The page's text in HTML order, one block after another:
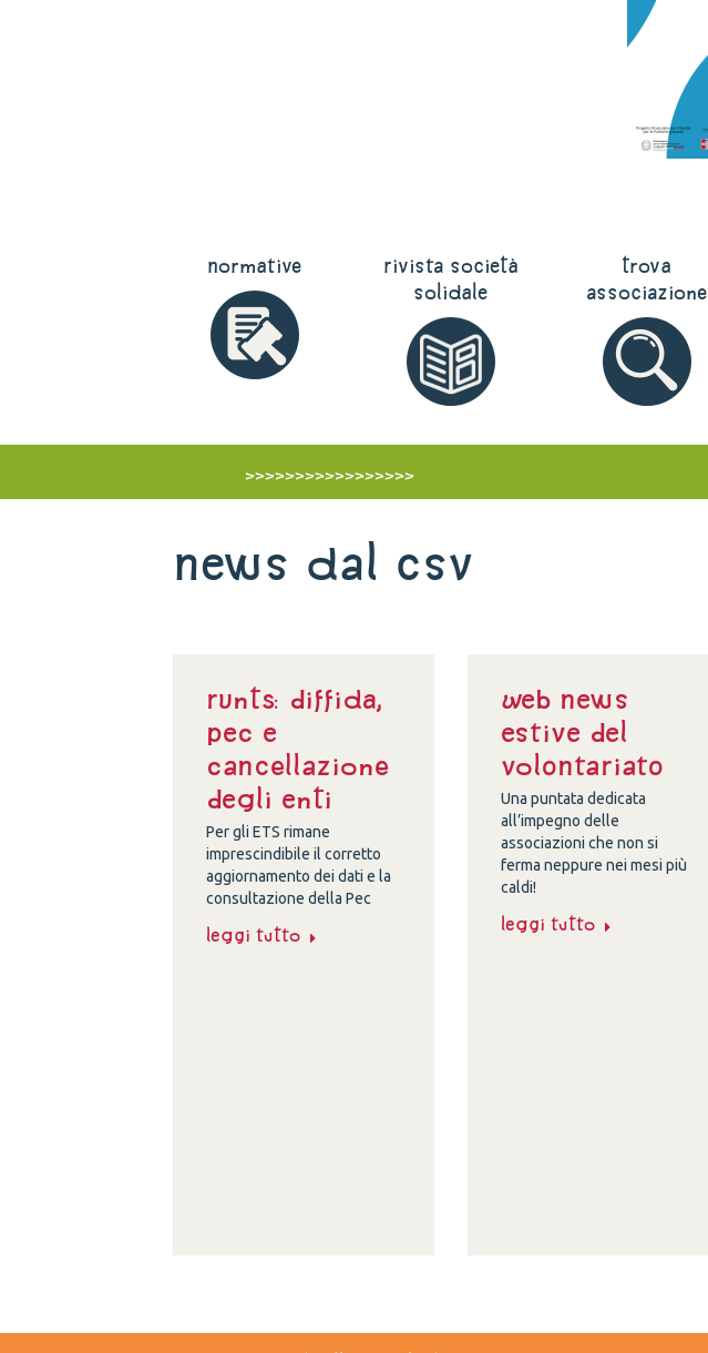
normative
rivista società
solidale
trova
associazione
>>>>>>>>>>>>>>>>>
News dal Csv
Runts: diffida,
Pec e
cancellazione
degli enti
Per gli ETS rimane
imprescindibile il corretto
aggiornamento dei dati e la
consultazione della Pec
Leggi tutto
Web news
estive del
volontariato
Una puntata dedicata
all’impegno delle
associazioni che non si
ferma neppure nei mesi più
caldi!
Leggi tutto